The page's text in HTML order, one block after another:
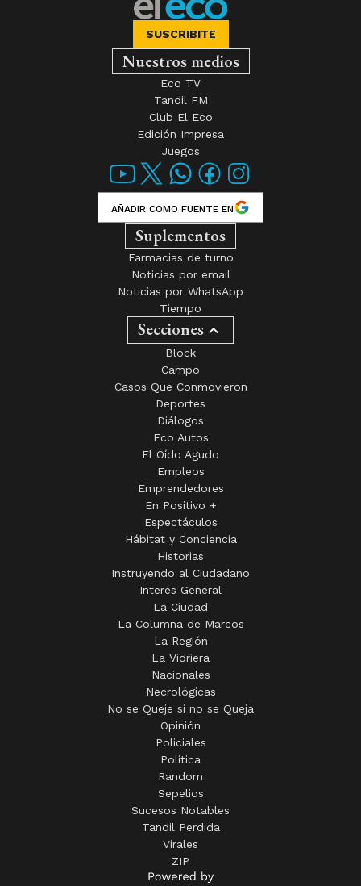
SUSCRIBITE
Nuestros medios
Eco TV
Tandil FM
Club El Eco
Edición Impresa
Juegos
AÑADIR COMO FUENTE EN
Suplementos
Farmacias de turno
Noticias por email
Noticias por WhatsApp
Tiempo
Secciones
Block
Campo
Casos Que Conmovieron
Deportes
Diálogos
Eco Autos
El Oído Agudo
Empleos
Emprendedores
En Positivo +
Espectáculos
Hábitat y Conciencia
Historias
Instruyendo al Ciudadano
Interés General
La Ciudad
La Columna de Marcos
La Región
La Vidriera
Nacionales
Necrológicas
No se Queje si no se Queja
Opinión
Policiales
Política
Random
Sepelios
Sucesos Notables
Tandil Perdida
Virales
ZIP